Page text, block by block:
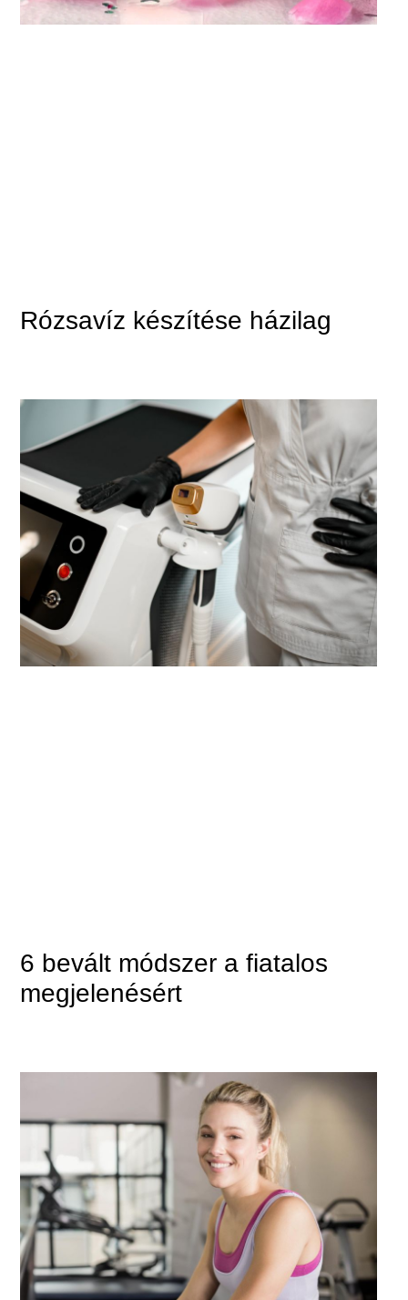
Rózsavíz készítése házilag
6 bevált módszer a fiatalos
megjelenésért